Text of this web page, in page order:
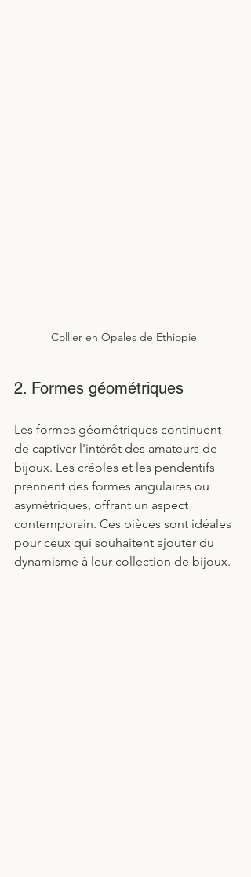
Collier en Opales de Ethiopie
2. Formes géométriques
Les formes géométriques continuent
de captiver l'intérêt des amateurs de
bijoux. Les créoles et les pendentifs
prennent des formes angulaires ou
asymétriques, offrant un aspect
contemporain. Ces pièces sont idéales
pour ceux qui souhaitent ajouter du
dynamisme à leur collection de bijoux.